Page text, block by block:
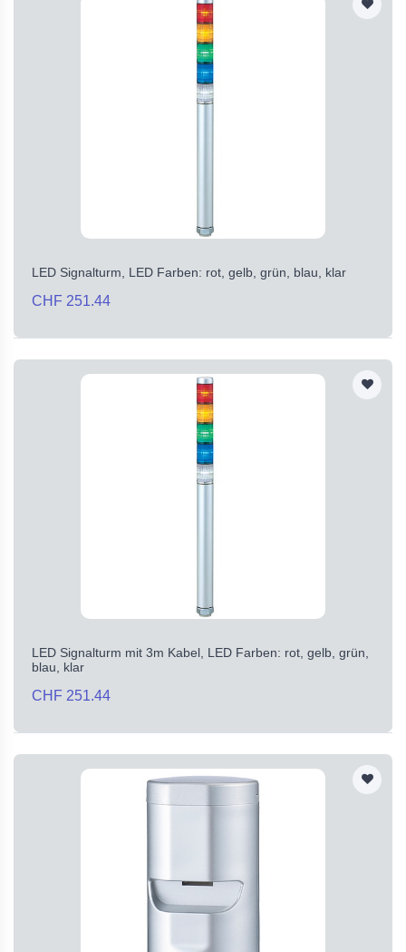
LED Signalturm, LED Farben: rot, gelb, grün, blau, klar
CHF 251.44
LED Signalturm mit 3m Kabel, LED Farben: rot, gelb, grün,
blau, klar
CHF 251.44